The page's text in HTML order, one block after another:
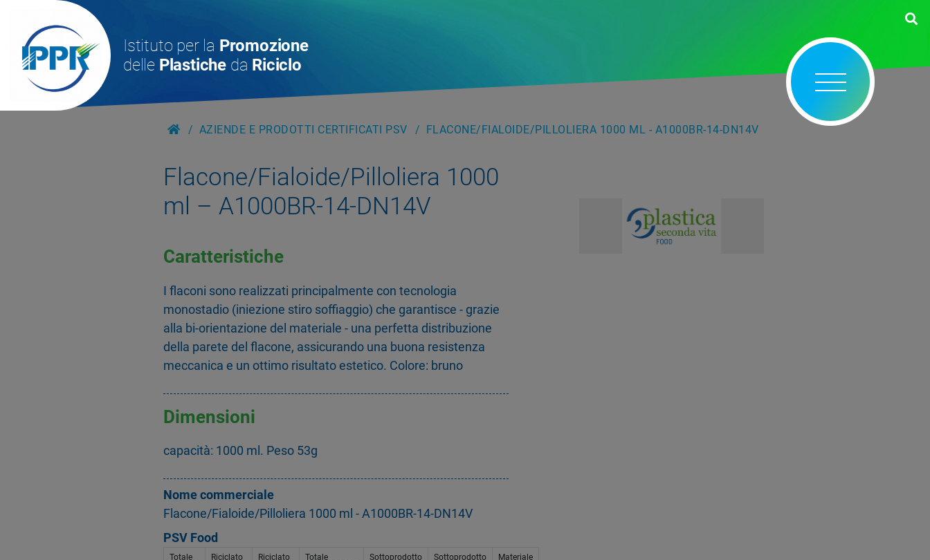
Istituto per la Promozione
delle Plastiche da Riciclo
AZIENDE E PRODOTTI CERTIFICATI PSV FLACONE/FIALOIDE/PILLOLIERA 1000 ML - A1000BR-14-DN14V
Flacone/Fialoide/Pilloliera 1000
ml – A1000BR-14-DN14V
Caratteristiche
I flaconi sono realizzati principalmente con tecnologia
monostadio (iniezione stiro soffiaggio) che garantisce - grazie
alla bi-orientazione del materiale - una perfetta distribuzione
della parete del flacone, assicurando una buona resistenza
meccanica e un ottimo risultato estetico. Colore: bruno
Dimensioni
capacità: 1000 ml. Peso 53g
Nome commerciale
Flacone/Fialoide/Pilloliera 1000 ml - A1000BR-14-DN14V
PSV Food
Totale
Riciclato
Riciclato
Totale
Sottoprodotto
Sottoprodotto
Materiale